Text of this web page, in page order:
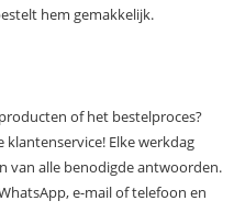
hem gemakkelijk.
of het bestelproces?
Elke werkdag
van alle benodigde antwoorden.
e-mail of telefoon en